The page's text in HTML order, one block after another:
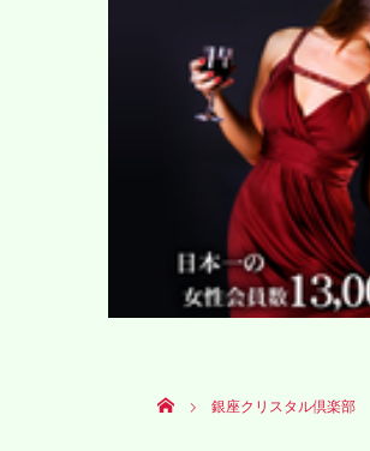
Home 銀座クリスタル倶楽部